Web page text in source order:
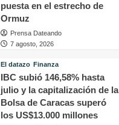
puesta en el estrecho de
Ormuz
Prensa Dateando
7 agosto, 2026
El datazo Finanza
IBC subió 146,58% hasta
julio y la capitalización de la
Bolsa de Caracas superó
los US$13.000 millones